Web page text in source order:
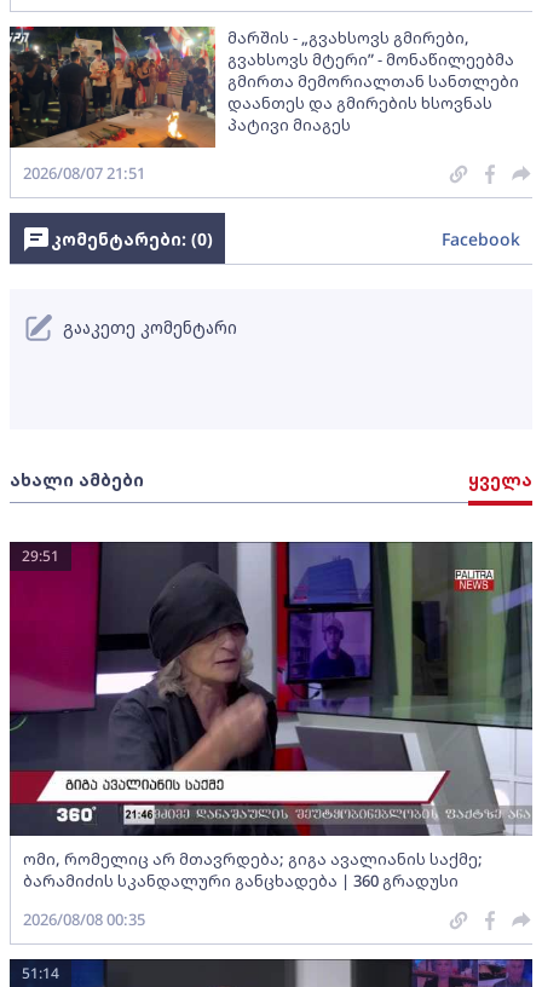
მარშის - „გვახსოვს გმირები,
გვახსოვს მტერი” - მონაწილეებმა
გმირთა მემორიალთან სანთლები
დაანთეს და გმირების ხსოვნას
პატივი მიაგეს
2026/08/07 21:51
ახალი ამბები ყველა
ომი, რომელიც არ მთავრდება; გიგა ავალიანის საქმე;
ბარამიძის სკანდალური განცხადება | 360 გრადუსი
29:51
2026/08/08 00:35
51:14
კომენტარები: (0) Facebook
გააკეთე კომენტარი